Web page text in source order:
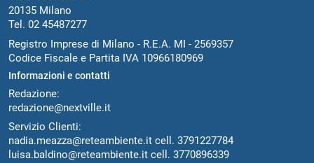
20135 Milano
Tel. 02 45487277
Registro Imprese di Milano - R.E.A. MI - 2569357
Codice Fiscale e Partita IVA 10966180969
Informazioni e contatti
Redazione:
redazione@nextville.it
Servizio Clienti:
nadia.meazza@reteambiente.it cell. 3791227784
luisa.baldino@reteambiente.it cell. 3770896339